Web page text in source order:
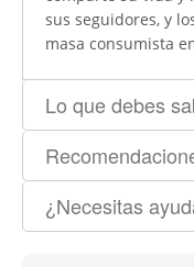
sus seguidores, y
masa consumista
Lo que debes
¿Necesitas